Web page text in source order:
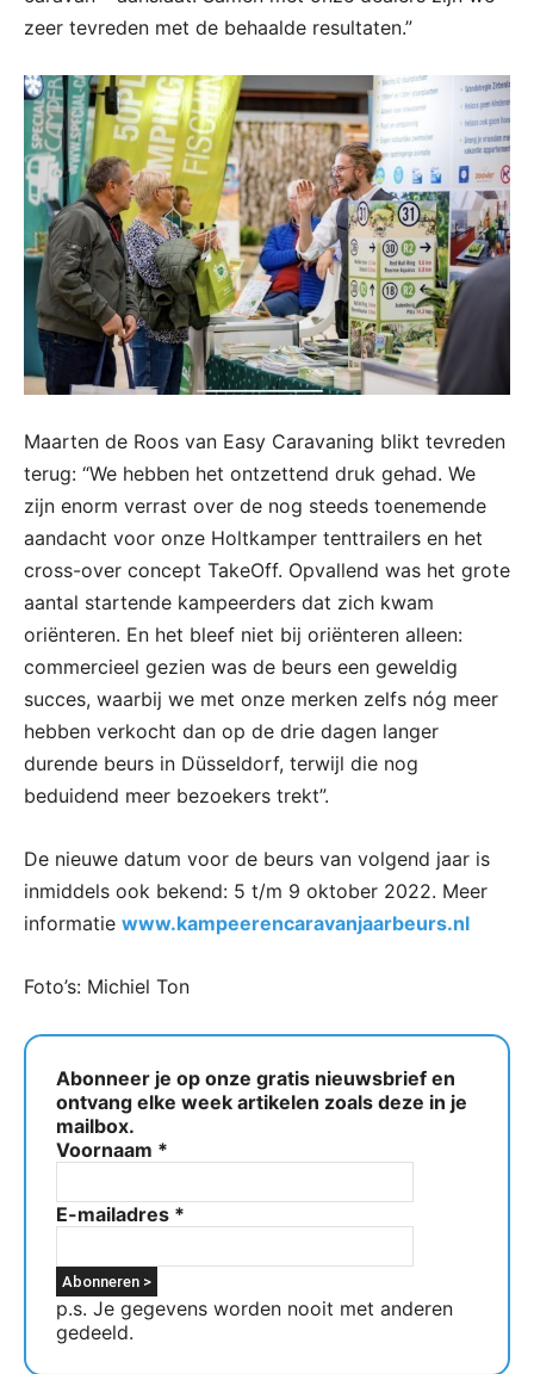
zeer tevreden met de behaalde resultaten.”
Maarten de Roos van Easy Caravaning blikt tevreden
terug: “We hebben het ontzettend druk gehad. We
zijn enorm verrast over de nog steeds toenemende
aandacht voor onze Holtkamper tenttrailers en het
cross-over concept TakeOff. Opvallend was het grote
aantal startende kampeerders dat zich kwam
oriënteren. En het bleef niet bij oriënteren alleen:
commercieel gezien was de beurs een geweldig
succes, waarbij we met onze merken zelfs nóg meer
hebben verkocht dan op de drie dagen langer
durende beurs in Düsseldorf, terwijl die nog
beduidend meer bezoekers trekt”.
De nieuwe datum voor de beurs van volgend jaar is
inmiddels ook bekend: 5 t/m 9 oktober 2022. Meer
informatie www.kampeerencaravanjaarbeurs.nl
Foto’s: Michiel Ton
Abonneer je op onze gratis nieuwsbrief en
ontvang elke week artikelen zoals deze in je
mailbox.
Voornaam *
E-mailadres *
p.s. Je gegevens worden nooit met anderen
gedeeld.